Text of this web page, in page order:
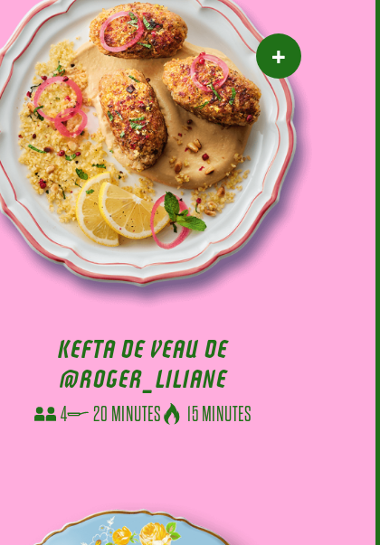
KEFTA DE VEAU DE
@ROGER_LILIANE
4 20 MINUTES 15 MINUTES